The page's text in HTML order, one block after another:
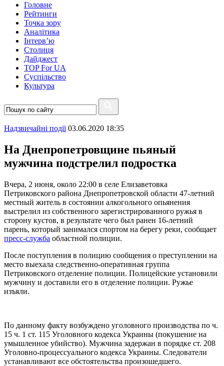
Головне
Рейтинги
Точка зору
Аналітика
Інтерв’ю
Столиця
Дайджест
TOP For UA
Суспiльство
Культура
Надзвичайні події 03.06.2020 18:35
На Днепропетровщине пьяный
мужчина подстрелил подростка
Вчера, 2 июня, около 22:00 в селе Елизаветовка
Петриковского района Днепропетровской области 47-летний
местный житель в состоянии алкогольного опьянения
выстрелил из собственного зарегистрированного ружья в
сторону кустов, в результате чего был ранен 16-летний
парень, который занимался спортом на берегу реки, сообщает
пресс-служба областной полиции.
После поступления в полицию сообщения о преступлении на
место выехала следственно-оперативная группа
Петриковского отделение полиции. Полицейские установили
мужчину и доставили его в отделение полиции. Ружье
изъяли.
По данному факту возбуждено уголовного производства по ч.
15 ч. 1 ст. 115 Уголовного кодекса Украины (покушение на
умышленное убийство). Мужчина задержан в порядке ст. 208
Уголовно-процессуального кодекса Украины. Следователи
устанавливают все обстоятельства произошедшего.